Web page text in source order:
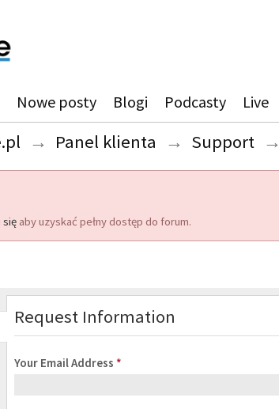
Nowe posty Blogi Podcasty Live
→ Panel klienta → Support →
się aby uzyskać pełny dostęp do forum.
Request Information
Your Email Address *